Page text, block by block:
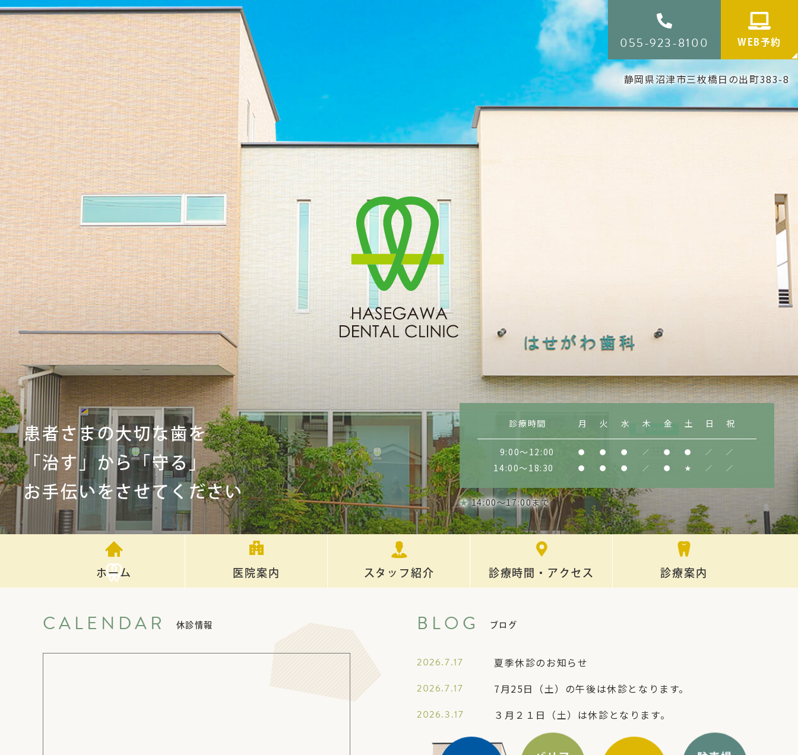
055-923-8100 WEB予約
静岡県沼津市三枚橋日の出町383-8
患者さまの大切な歯を
「治す」から「守る」
お手伝いをさせてください
診療時間 月 火 水 木 金 土 日 祝
9:00～12:00 ● ● ● ／ ● ● ／ ／
14:00～18:30 ● ● ● ／ ● ★ ／ ／
★14:00～17:00まで
ホーム 医院案内 スタッフ紹介 診療時間・アクセス 診療案内
ホーム 医院案内 診療案内
WEB予約
CALENDAR 休診情報 BLOG ブログ
2026.7.17
夏季休診のお知らせ
2026.7.17
7月25日（土）の午後は休診となります。
2026.3.17
３月２１日（土）は休診となります。